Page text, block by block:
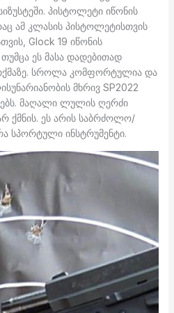
პისტოლეტი იწონის
ამ კლასის პისტოლეტისთვის
Glock 19 იწონის
ეს მასა დადებითად
სროლა კომფორტულია და
მხრივ SP2022
მაღალი ლულის ღერძი
ქმნის. ეს არის საბრძოლო/
სპორტული ინსტრუმენტი.